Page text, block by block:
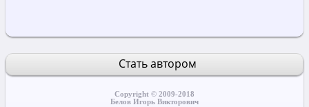
Стать автором
Copyright © 2009-2018
Белов Игорь Викторович